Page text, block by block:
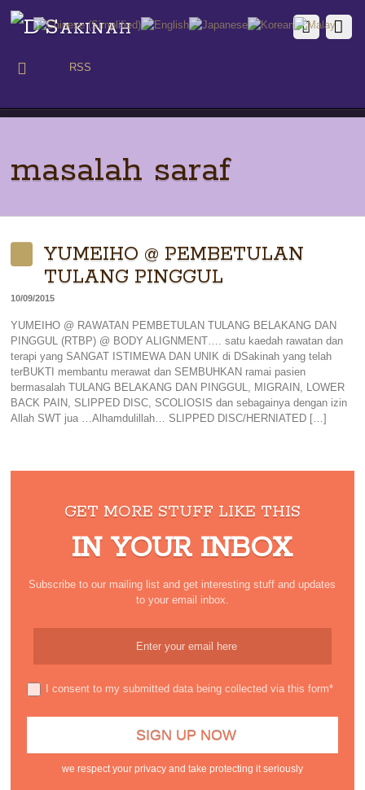
RSS
masalah saraf
YUMEIHO @ PEMBETULAN
TULANG PINGGUL
10/09/2015
YUMEIHO @ RAWATAN PEMBETULAN TULANG BELAKANG DAN
PINGGUL (RTBP) @ BODY ALIGNMENT…. satu kaedah rawatan dan
terapi yang SANGAT ISTIMEWA DAN UNIK di DSakinah yang telah
terBUKTI membantu merawat dan SEMBUHKAN ramai pasien
bermasalah TULANG BELAKANG DAN PINGGUL, MIGRAIN, LOWER
BACK PAIN, SLIPPED DISC, SCOLIOSIS dan sebagainya dengan izin
Allah SWT jua …Alhamdulillah… SLIPPED DISC/HERNIATED […]
GET MORE STUFF LIKE THIS
IN YOUR INBOX
Subscribe to our mailing list and get interesting stuff and updates
to your email inbox.
I consent to my submitted data being collected via this form*
we respect your privacy and take protecting it seriously